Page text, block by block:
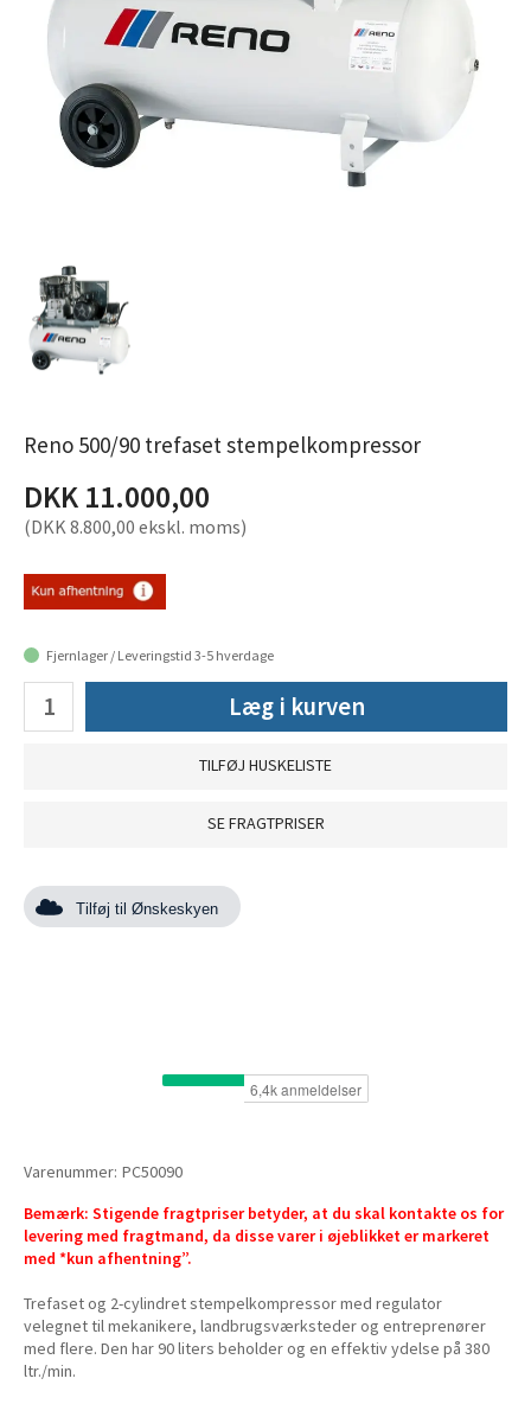
Reno 500/90 trefaset stempelkompressor
DKK 11.000,00
(DKK 8.800,00 ekskl. moms)
Fjernlager / Leveringstid 3-5 hverdage
Læg i kurven
TILFØJ HUSKELISTE
SE FRAGTPRISER
Tilføj til Ønskeskyen
Varenummer: PC50090
Bemærk: Stigende fragtpriser betyder, at du skal kontakte os for
levering med fragtmand, da disse varer i øjeblikket er markeret
med *kun afhentning”.
Trefaset og 2-cylindret stempelkompressor med regulator
velegnet til mekanikere, landbrugsværksteder og entreprenører
med flere. Den har 90 liters beholder og en effektiv ydelse på 380
ltr./min.